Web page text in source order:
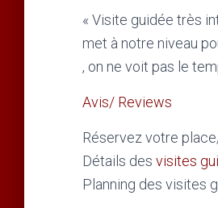
« Visite guidée très
met à notre niveau
, on ne voit pas le
Avis/ Reviews
Réservez votre
Détails des visites
Planning des visites